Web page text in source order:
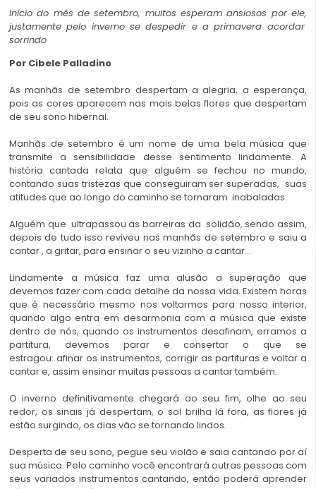
Início do mês de setembro, muitos esperam ansiosos por ele,
justamente pelo inverno se despedir e a primavera acordar
sorrindo
Por Cibele Palladino
As manhãs de setembro despertam a alegria, a esperança,
pois as cores aparecem nas mais belas flores que despertam
de seu sono hibernal.
Manhãs de setembro é um nome de uma bela música que
transmite a sensibilidade desse sentimento lindamente. A
história cantada relata que alguém se fechou no mundo,
contando suas tristezas que conseguiram ser superadas, suas
atitudes que ao longo do caminho se tornaram inabaladas.
Alguém que ultrapassou as barreiras da solidão, sendo assim,
depois de tudo isso reviveu nas manhãs de setembro e saiu a
cantar , a gritar, para ensinar o seu vizinho a cantar…
Lindamente a música faz uma alusão a superação que
devemos fazer com cada detalhe da nossa vida. Existem horas
que é necessário mesmo nos voltarmos para nosso interior,
quando algo entra em desarmonia com a música que existe
dentro de nós, quando os instrumentos desafinam, erramos a
partitura, devemos parar e consertar o que se
estragou: afinar os instrumentos, corrigir as partituras e voltar a
cantar e, assim ensinar muitas pessoas a cantar também.
O inverno definitivamente chegará ao seu fim, olhe ao seu
redor, os sinais já despertam, o sol brilha lá fora, as flores já
estão surgindo, os dias vão se tornando lindos.
Desperta de seu sono, pegue seu violão e saia cantando por aí
sua música. Pelo caminho você encontrará outras pessoas com
seus variados instrumentos cantando, então poderá aprender